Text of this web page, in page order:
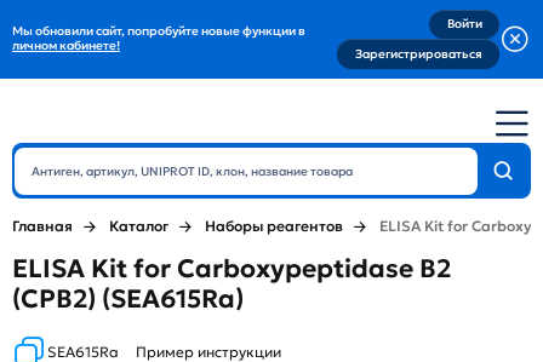
Мы обновили сайт, попробуйте новые функции в
личном кабинете!
Войти
Зарегистрироваться
Главная Каталог Наборы реагентов ELISA Kit for
ELISA Kit for Carboxypeptidase B2
(CPB2) (SEA615Ra)
SEA615Ra Пример инструкции